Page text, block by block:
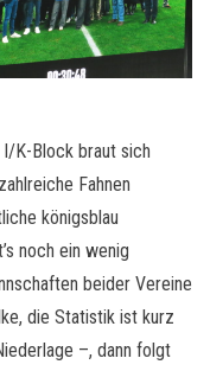
I/K-Block braut sich
Fahnen
königsblau
noch ein wenig
beider Vereine
die Statistik ist kurz
–, dann folgt